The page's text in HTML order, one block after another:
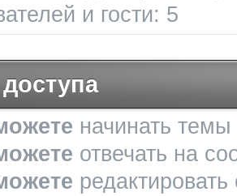
и гости: 5
начинать темы
отвечать на